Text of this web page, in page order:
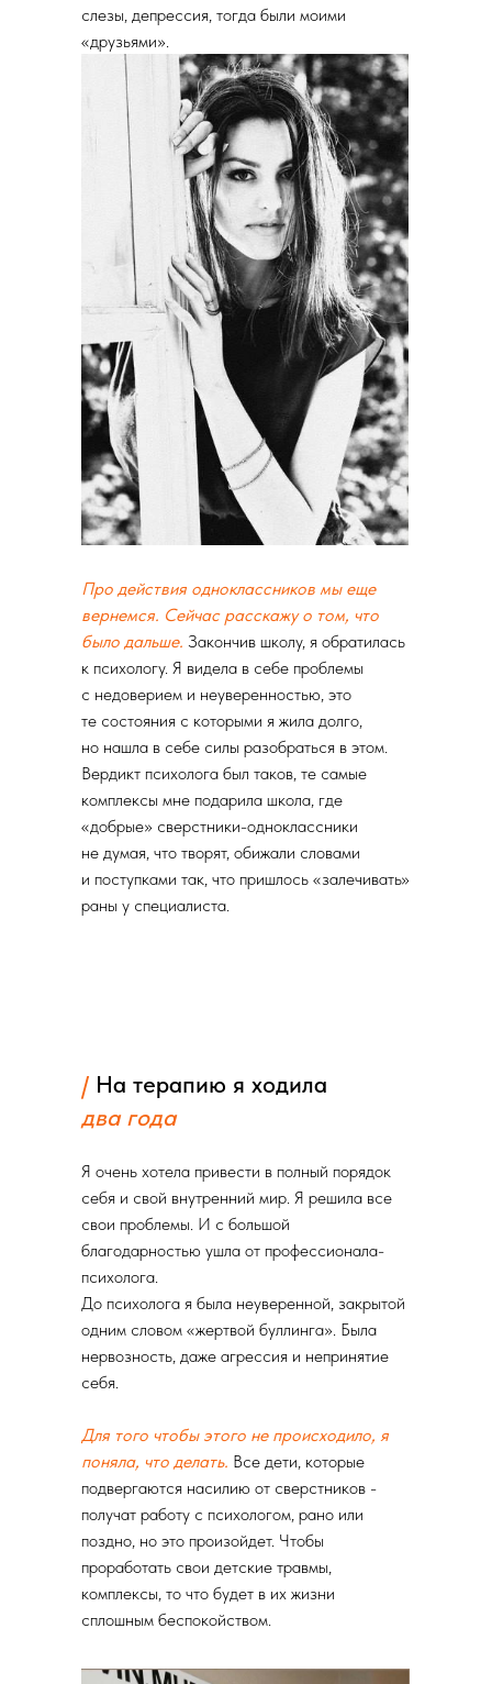
слезы, депрессия, тогда были моими
«друзьями».
Про действия одноклассников мы еще
вернемся. Сейчас расскажу о том, что
было дальше. Закончив школу, я обратилась
к психологу. Я видела в себе проблемы
с недоверием и неуверенностью, это
те состояния с которыми я жила долго,
но нашла в себе силы разобраться в этом.
Вердикт психолога был таков, те самые
комплексы мне подарила школа, где
«добрые» сверстники-одноклассники
не думая, что творят, обижали словами
и поступками так, что пришлось «залечивать»
раны у специалиста.
Я очень хотела привести в полный порядок
себя и свой внутренний мир. Я решила все
свои проблемы. И с большой
благодарностью ушла от профессионала-
психолога.
До психолога я была неуверенной, закрытой
одним словом «жертвой буллинга». Была
нервозность, даже агрессия и непринятие
себя.
Для того чтобы этого не происходило, я
поняла, что делать. Все дети, которые
подвергаются насилию от сверстников -
получат работу с психологом, рано или
поздно, но это произойдет. Чтобы
проработать свои детские травмы,
комплексы, то что будет в их жизни
сплошным беспокойством.
/ На терапию я ходила
два года